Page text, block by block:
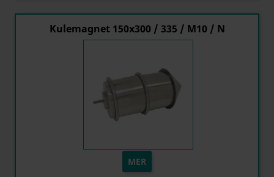
Kulemagnet 150x300 / 335 / M10 / N
MER